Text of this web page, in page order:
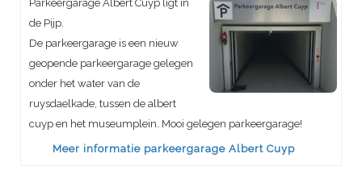
Parkeergarage Albert Cuyp ligt in
de Pijp.
De parkeergarage is een nieuw
geopende parkeergarage gelegen
onder het water van de
ruysdaelkade, tussen de albert
cuyp en het museumplein. Mooi gelegen parkeergarage!
Meer informatie parkeergarage Albert Cuyp